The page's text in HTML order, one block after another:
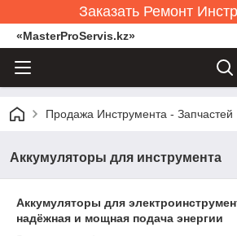
Заказать Ремонт
«MasterProServis.kz»
Продажа Инструмента - Запчастей
Аккумуляторы для инструмента
Аккумуляторы для
надёжная и мощная подача энергии